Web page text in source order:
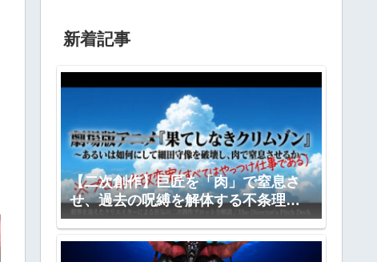
新着記事
【二次創作】巨匠を「肉」で窒息さ
せ、過去の呪縛を解体する不条理劇
―『果てしなきクリムゾン』全プロ
ット公開